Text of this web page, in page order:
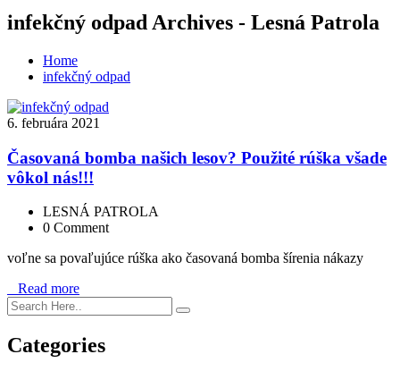
infekčný odpad Archives - Lesná Patrola
Home
infekčný odpad
6. februára 2021
Časovaná bomba našich lesov? Použité rúška všade
vôkol nás!!!
LESNÁ PATROLA
0 Comment
voľne sa povaľujúce rúška ako časovaná bomba šírenia nákazy
Read more
Categories